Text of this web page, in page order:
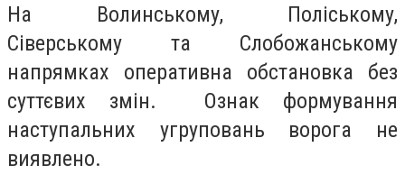
На Волинському, Поліському,
Сіверському та Слобожанському
напрямках оперативна обстановка без
суттєвих змін. Ознак формування
наступальних угруповань ворога не
виявлено.